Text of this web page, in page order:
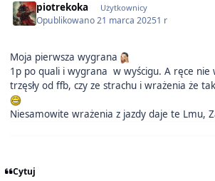
piotrekoka Użytkownicy
Opublikowano21 marca 20251 r
Moja pierwsza wygrana
1p po quali i wygrana w wyścigu. A ręce nie
trzęsły od ffb, czy ze strachu i wrażenia że
Niesamowite wrażenia z jazdy daje te Lmu,
Cytuj